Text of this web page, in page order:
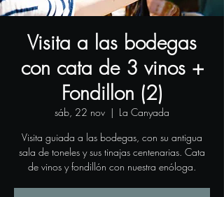
Visita a las bodegas
con cata de 3 vinos +
Fondillon (2)
sáb, 22 nov
  |
La Canyada
Visita guiada a las bodegas, con su antigua
sala de toneles y sus tinajas centenarias. Cata
de vinos y fondillón con nuestra enóloga.